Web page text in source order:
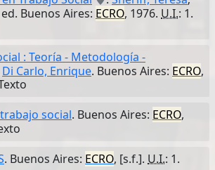
Buenos Aires: ECRO, 1976. U.I.: 1.
: Teoría - Metodología -
Di Carlo, Enrique. Buenos Aires: ECRO,
social. Buenos Aires: ECRO,
. Buenos Aires: ECRO, [s.f.]. U.I.: 1.